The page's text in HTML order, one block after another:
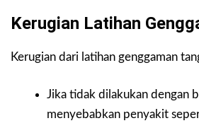
Kerugian Latihan
Kerugian dari latihan genggaman
Jika tidak dilakukan dengan
menyebabkan penyakit